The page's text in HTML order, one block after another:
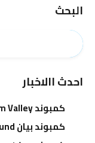
البحث
احدث االاخبار
كمبوند Dream Valley
كمبوند بيان BAYAN Compound